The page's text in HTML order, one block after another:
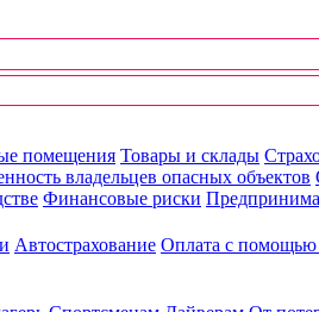
помещения Товары и склады
владельцев опасных объектов
Финансовые риски
Автострахование Оплата с